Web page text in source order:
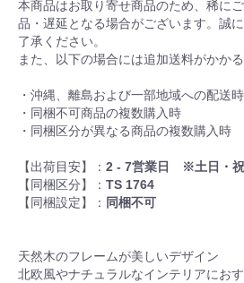
本商品はお取り寄せ商品のため、稀に
品・遅延となる場合がございます。誠
了承ください。
また、以下の場合には追加送料がかか
・沖縄、離島および一部地域への配送時
・同梱不可商品の複数購入時
・同梱区分が異なる商品の複数購入時
【出荷目安】： 2 - 7営業日 ※土日・祝
【同梱区分】： TS 1764
【同梱設定】： 同梱不可
天然木のフレームが美しいデザイン
北欧風やナチュラルなインテリアにおす